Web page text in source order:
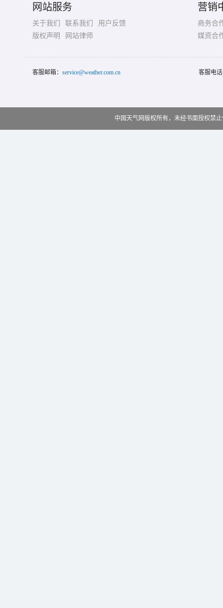
网站服务
关于我们 联系我们
用户反馈
版权声明
网站律师
营销
商务合
媒资合
客服邮箱： service@weather.com.cn 客服电
中国天气网版权所有，未经书面授权